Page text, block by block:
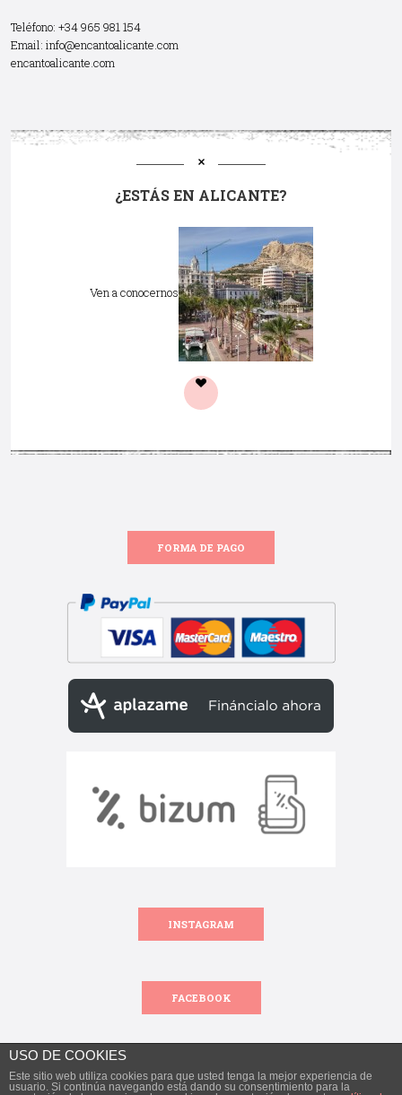
Teléfono: +34 965 981 154
Email: info@encantoalicante.com
encantoalicante.com
¿ESTÁS EN ALICANTE?
Ven a conocernos
FORMA DE PAGO
INSTAGRAM
FACEBOOK
Todos los derechos reservados.
USO DE COOKIES
Este sitio web utiliza cookies para que usted tenga la mejor experiencia de
usuario. Si continúa navegando está dando su consentimiento para la